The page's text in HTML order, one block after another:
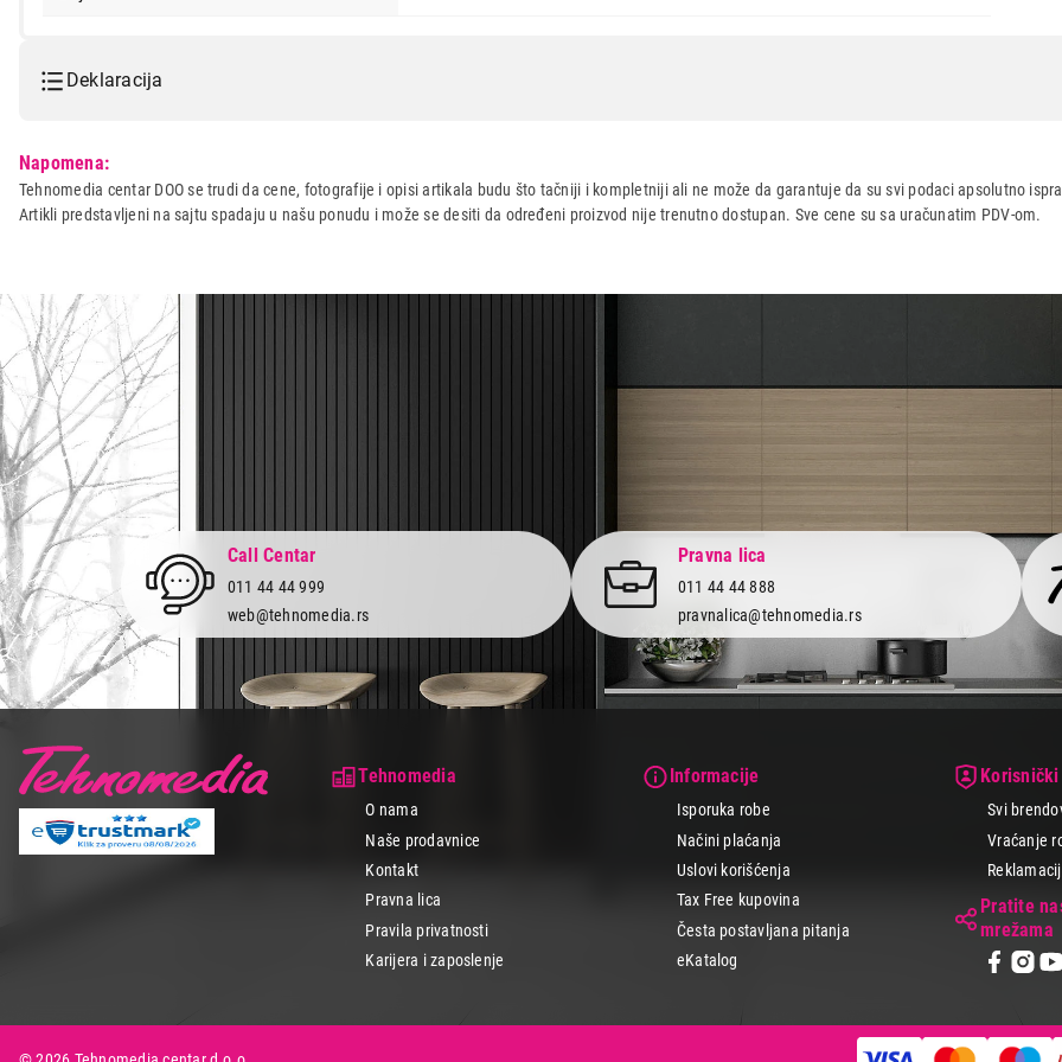
Deklaracija
Naziv i vrsta robe:
MIKSER
Uvoznik:
REPRO MARKET doo
Napomena:
Tehnomedia centar DOO se trudi da cene, fotografije i opisi artikala budu što tačniji i kompletniji ali ne može da garantuje da su svi podaci apsolutno
Artikli predstavljeni na sajtu spadaju u našu ponudu i može se desiti da određeni proizvod nije trenutno dostupan. Sve cene su sa uračunatim PDV-om.
Call Centar
011 44 44 999
web@tehnomedia.rs
Pravna lica
011 44 44 888
pravnalica@tehnomedia.rs
Tehnomedia
O nama
Naše prodavnice
Kontakt
Pravna lica
Pravila privatnosti
Karijera i zaposlenje
Informacije
Isporuka robe
Načini plaćanja
Uslovi korišćenja
Tax Free kupovina
Česta postavljana pitanja
eKatalog
Svi
Vraćanje
Pratite
mrežama